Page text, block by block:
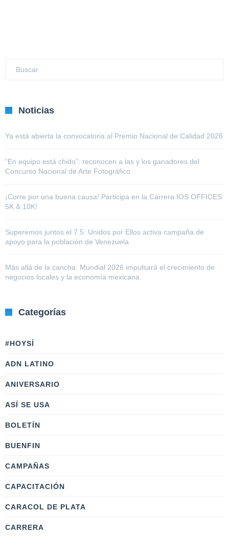
Noticias
Ya está abierta la convocatoria al Premio Nacional de Calidad 2026
“En equipo está chido”: reconocen a las y los ganadores del
Concurso Nacional de Arte Fotográfico
¡Corre por una buena causa! Participa en la Carrera IOS OFFICES
5K & 10K!
Superemos juntos el 7.5: Unidos por Ellos activa campaña de
apoyo para la población de Venezuela
Más allá de la cancha: Mundial 2026 impulsará el crecimiento de
negocios locales y la economía mexicana
Categorías
#HOYSÍ
ADN LATINO
ANIVERSARIO
ASÍ SE USA
BOLETÍN
BUENFIN
CAMPAÑAS
CAPACITACIÓN
CARACOL DE PLATA
CARRERA